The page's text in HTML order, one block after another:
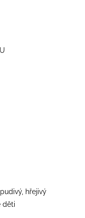
hřejivý
děti